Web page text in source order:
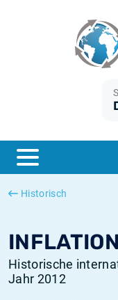
Historisch
Historische
Jahr 2012
ESTER
SONIA
Was ist die VPI-
Was ist die HVPI-
Deutsche inflation
Europäische inflation
Historische Euribor-
Historische ESTER-
Historische SOFR-Sätze
Historische SONIA-
Inflationsrechner